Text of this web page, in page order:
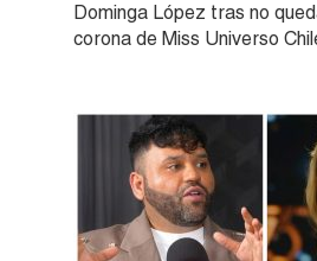
Dominga López tras no
corona de Miss Universo